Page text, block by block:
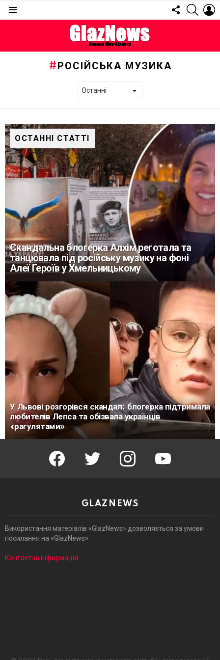
FOLLOW
US
РОСІЙСЬКА МУЗИКА
ОСТАННІ СТАТТІ
Скандальна блогерка Алхім реготала та
танцювала під російську музику на фоні
Алеї Героїв у Хмельницькому
У Львові розгорівся скандал: блогерка підтримала
любителів Лепса та обізвала українців
«рагулятами»
facebook twitter instagram youtube
GLAZNEWS
Використання матеріалів «GlazNews» дозволяється за умови
посилання на «GlazNews».
Контактна інформація